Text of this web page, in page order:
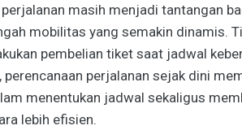
masih menjadi tantangan
mobilitas yang semakin dinamis.
pembelian tiket saat jadwal
perencanaan perjalanan sejak dini
menentukan jadwal sekaligus
lebih efisien.